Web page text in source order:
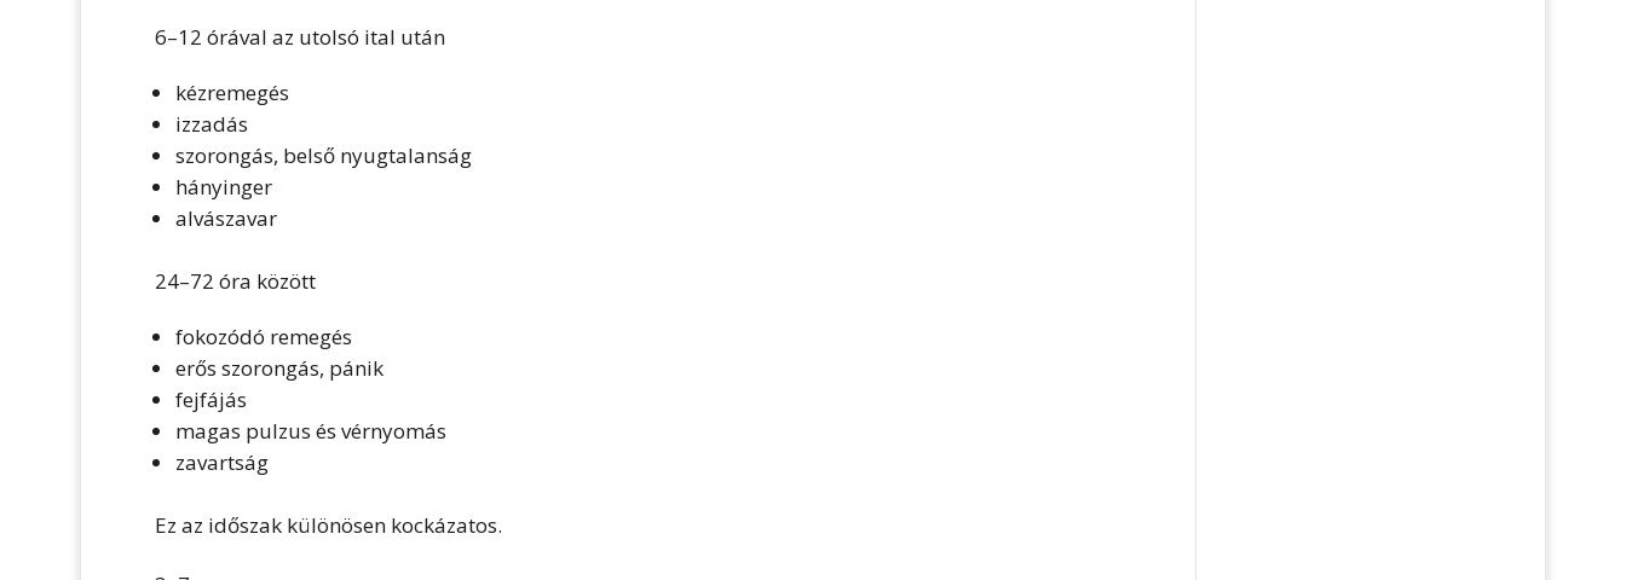
6–12 órával az utolsó ital után
kézremegés
izzadás
szorongás, belső nyugtalanság
hányinger
alvászavar
24–72 óra között
fokozódó remegés
erős szorongás, pánik
fejfájás
magas pulzus és vérnyomás
zavartság
Ez az időszak különösen kockázatos.